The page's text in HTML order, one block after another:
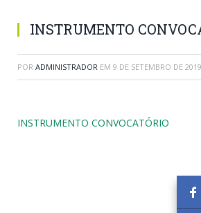
INSTRUMENTO
POR ADMINISTRADOR EM 9 DE SETEMBRO DE 2019
INSTRUMENTO CONVOCATÓRIO